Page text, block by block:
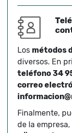
Los métodos
diversos. En
teléfono 34
correo
Finalmente,
de la